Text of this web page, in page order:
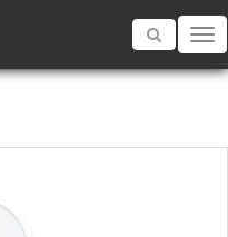
Toggle